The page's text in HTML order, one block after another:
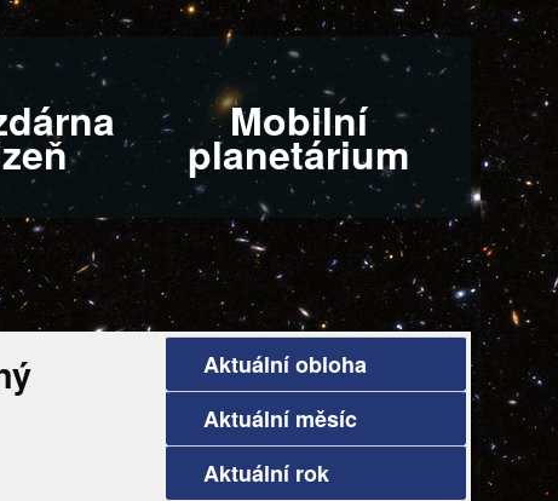
Mobilní
planetárium
Aktuální obloha
Aktuální měsíc
Aktuální rok